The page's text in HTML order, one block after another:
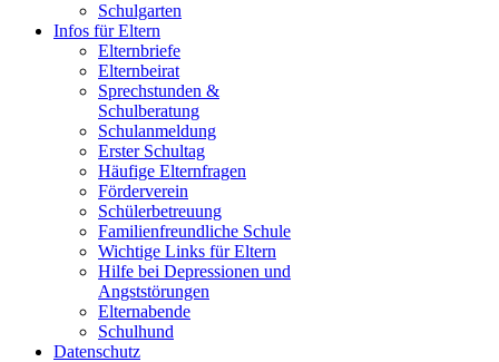
Schulgarten
Infos für Eltern
Elternbriefe
Elternbeirat
Sprechstunden &
Schulberatung
Schulanmeldung
Erster Schultag
Häufige Elternfragen
Förderverein
Schülerbetreuung
Familienfreundliche Schule
Wichtige Links für Eltern
Hilfe bei Depressionen und
Angststörungen
Elternabende
Schulhund
Datenschutz